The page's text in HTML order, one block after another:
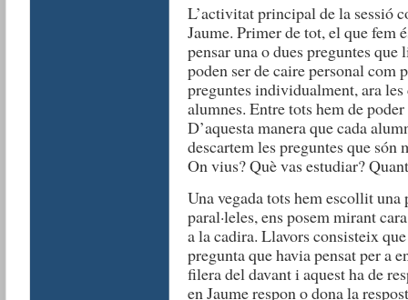
L’activitat principal de la sessió
Jaume. Primer de tot, el que fem
pensar una o dues preguntes
poden ser de caire personal com
preguntes individualment, ara
alumnes. Entre tots hem de
D’aquesta manera que cada
descartem les preguntes que
On vius? Què vas estudiar?
Una vegada tots hem escollit
paral·leles, ens posem mirant
a la cadira. Llavors consisteix
pregunta que havia pensat per a
filera del davant i aquest ha de
en Jaume respon o dona la